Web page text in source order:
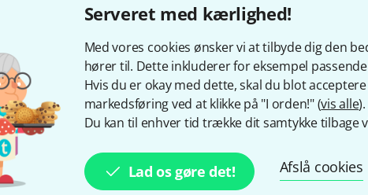
Serveret med kærlighed!
Med vores cookies ønsker vi at tilbyde dig den
hører til. Dette inkluderer for eksempel
Hvis du er okay med dette, skal du blot
markedsføring ved at klikke på "I orden!" (vis alle).
Du kan til enhver tid trække dit samtykke tilbage
Lad os gøre det! Afslå cookies
19%
KØBT
Blackmagic Design MC HDMI-
619 kr
16%
KØBT
Blackmagic Design MC
BiDirect. SDI/HDMI 3G
698 kr